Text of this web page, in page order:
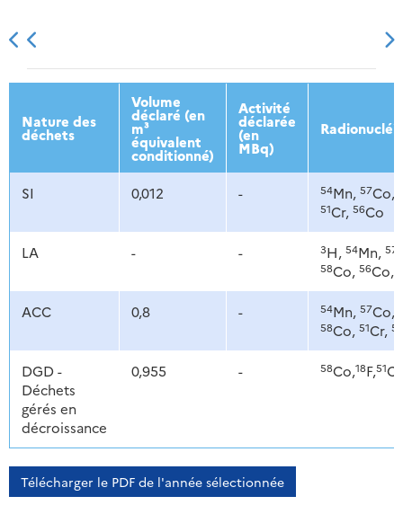
2013 2014 2015 2016
Nature des
déchets
Volume
déclaré (en
m³
équivalent
conditionné)
Activité
déclarée
(en
MBq)
SI 0,012 - 54Mn, 57Co,
51Cr, 56Co
LA - - 3H, 54Mn, 57
58Co, 56Co,
ACC 0,8 - 54Mn, 57Co,
58Co, 51Cr, 56
DGD -
Déchets
gérés en
décroissance
0,955 - 58Co,18F,51
Télécharger le PDF de l'année sélectionnée